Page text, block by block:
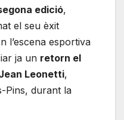
edició,
el seu èxit
l’escena esportiva
ja un retorn el
Leonetti,
Pins, durant la